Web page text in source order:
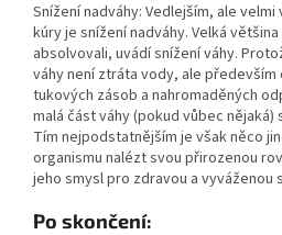
Snížení nadváhy: Vedlejším, ale
kúry je snížení nadváhy. Velká
absolvovali, uvádí snížení váhy.
váhy není ztráta vody, ale
tukových zásob a nahromaděných
malá část váhy (pokud vůbec
Tím nejpodstatnějším je však něco
organismu nalézt svou přirozenou
jeho smysl pro zdravou a vyváženou
Po skončení: